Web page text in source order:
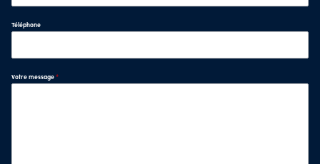
Téléphone
Votre message*